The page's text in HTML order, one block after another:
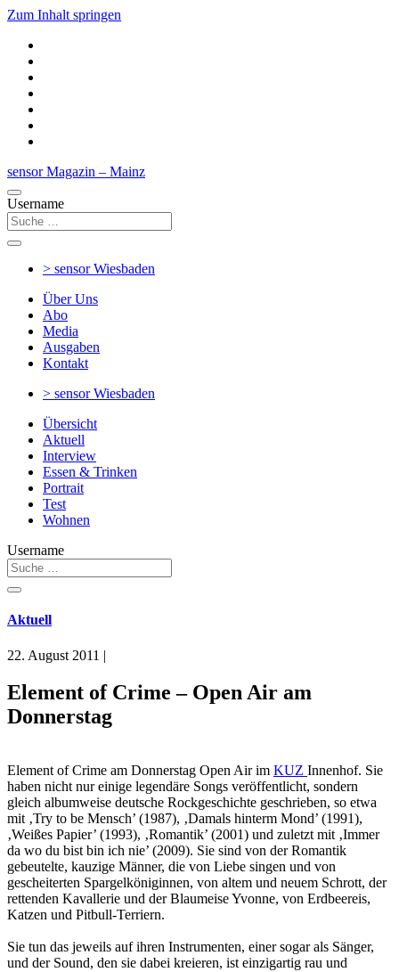
Zum Inhalt springen
sensor Magazin – Mainz
Username
> sensorWiesbaden
Über Uns
Abo
Media
Ausgaben
Kontakt
> sensorWiesbaden
Übersicht
Aktuell
Interview
Essen & Trinken
Portrait
Test
Wohnen
Username
Aktuell
22. August 2011 |
Element of Crime – Open Air am
Donnerstag
Element of Crime am Donnerstag Open Air im KUZ Innenhof. Sie
haben nicht nur einige legendäre Songs veröffentlicht, sondern
gleich albumweise deutsche Rockgeschichte geschrieben, so etwa
mit ‚Try to be Mensch’ (1987), ‚Damals hinterm Mond’ (1991),
‚Weißes Papier’ (1993), ‚Romantik’ (2001) und zuletzt mit ‚Immer
da wo du bist bin ich nie’ (2009). Sie sind von der Romantik
gebeutelte, kauzige Männer, die von Liebe singen und von
gescheiterten Spargelköniginnen, von altem und neuem Schrott, der
rettenden Kavallerie und der Blaumeise Yvonne, von Erdbeereis,
Katzen und Pitbull-Terriern.
Sie tun das jeweils auf ihren Instrumenten, einer sogar als Sänger,
und der Sound, den sie dabei kreieren, ist einzigartig rau und